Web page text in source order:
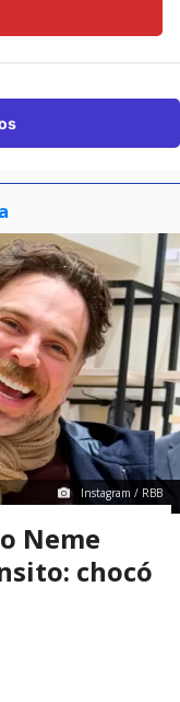
Instagram / RBB
Neme
chocó